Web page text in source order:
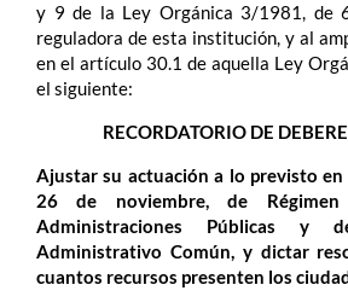
y 9 de la Ley Orgánica 3/1981, de
reguladora de esta institución, y al
en el artículo 30.1 de aquella Ley
el siguiente:
RECORDATORIO DE
Ajustar su actuación a lo previsto
26 de noviembre, de
Administraciones Públicas y
Administrativo Común, y dictar
cuantos recursos presenten los